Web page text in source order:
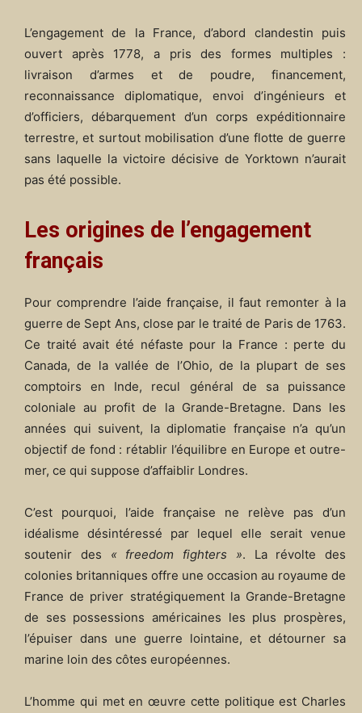
L’engagement de la France, d’abord clandestin puis
ouvert après 1778, a pris des formes multiples :
livraison d’armes et de poudre, financement,
reconnaissance diplomatique, envoi d’ingénieurs et
d’officiers, débarquement d’un corps expéditionnaire
terrestre, et surtout mobilisation d’une flotte de guerre
sans laquelle la victoire décisive de Yorktown n’aurait
pas été possible.
Les origines de l’engagement
français
Pour comprendre l’aide française, il faut remonter à la
guerre de Sept Ans, close par le traité de Paris de 1763.
Ce traité avait été néfaste pour la France : perte du
Canada, de la vallée de l’Ohio, de la plupart de ses
comptoirs en Inde, recul général de sa puissance
coloniale au profit de la Grande-Bretagne. Dans les
années qui suivent, la diplomatie française n’a qu’un
objectif de fond : rétablir l’équilibre en Europe et outre-
mer, ce qui suppose d’affaiblir Londres.
C’est pourquoi, l’aide française ne relève pas d’un
idéalisme désintéressé par lequel elle serait venue
soutenir des « freedom fighters ». La révolte des
colonies britanniques offre une occasion au royaume de
France de priver stratégiquement la Grande-Bretagne
de ses possessions américaines les plus prospères,
l’épuiser dans une guerre lointaine, et détourner sa
marine loin des côtes européennes.
L’homme qui met en œuvre cette politique est Charles